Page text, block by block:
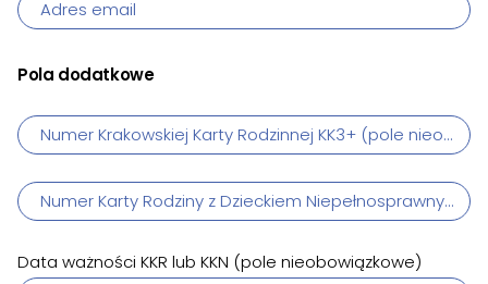
Adres email
Pola dodatkowe
Numer Krakowskiej Karty Rodzinnej KK3+ (pole
Numer Karty Rodziny z Dzieckiem Niepełnosprawnym
Data ważności KKR lub KKN (pole nieobowiązkowe)